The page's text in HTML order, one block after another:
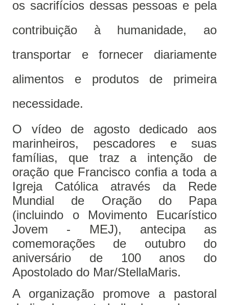
os sacrifícios dessas pessoas e pela
contribuição à humanidade, ao
transportar e fornecer diariamente
alimentos e produtos de primeira
necessidade.
O vídeo de agosto dedicado aos
marinheiros, pescadores e suas
famílias, que traz a intenção de
oração que Francisco confia a toda a
Igreja Católica através da Rede
Mundial de Oração do Papa
(incluindo o Movimento Eucarístico
Jovem - MEJ), antecipa as
comemorações de outubro do
aniversário de 100 anos do
Apostolado do Mar/StellaMaris.
A organização promove a pastoral